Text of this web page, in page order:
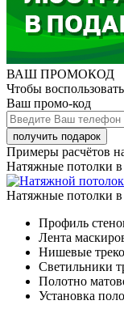
ВАШ ПРОМОКОД
Чтобы
Ваш промо-код
Примеры расчётов
Натяжные потолки в
Натяжные потолки в
Профиль
Лента
Нишевые
Светильники
Полотно
Установка